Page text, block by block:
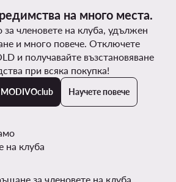
на много места.
членовете на клуба, удължен
и много повече. Отключете
и получавайте възстановяване
при всяка покупка!
MODIVOclub Научете повече
на клуба
за членовете на клуба